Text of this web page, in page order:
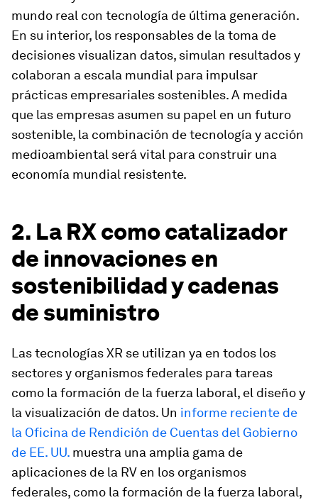
mundo real con tecnología de última generación.
En su interior, los responsables de la toma de
decisiones visualizan datos, simulan resultados y
colaboran a escala mundial para impulsar
prácticas empresariales sostenibles. A medida
que las empresas asumen su papel en un futuro
sostenible, la combinación de tecnología y acción
medioambiental será vital para construir una
economía mundial resistente.
2. La RX como catalizador
de innovaciones en
sostenibilidad y cadenas
de suministro
Las tecnologías XR se utilizan ya en todos los
sectores y organismos federales para tareas
como la formación de la fuerza laboral, el diseño y
la visualización de datos. Un informe reciente de
la Oficina de Rendición de Cuentas del Gobierno
de EE. UU. muestra una amplia gama de
aplicaciones de la RV en los organismos
federales, como la formación de la fuerza laboral,